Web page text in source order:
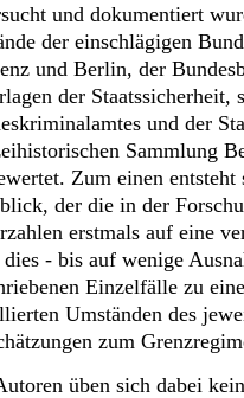
und dokumentiert
der einschlägigen
und Berlin, der
der Staatssicherheit,
und der
Sammlung
Zum einen
der die in der
erstmals auf eine
- bis auf wenige
Einzelfälle zu
Umständen des
zum
üben sich dabei